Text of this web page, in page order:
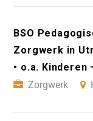
BSO
Zorgwerk in
• o.a.
Zorgwerk